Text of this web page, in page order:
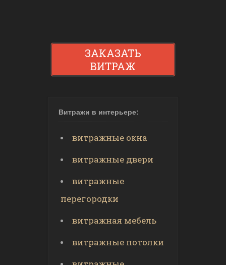
ЗАКАЗАТЬ
ВИТРАЖ
Витражи в интерьере:
витражные окна
витражные двери
витражные
перегородки
витражная мебель
витражные потолки